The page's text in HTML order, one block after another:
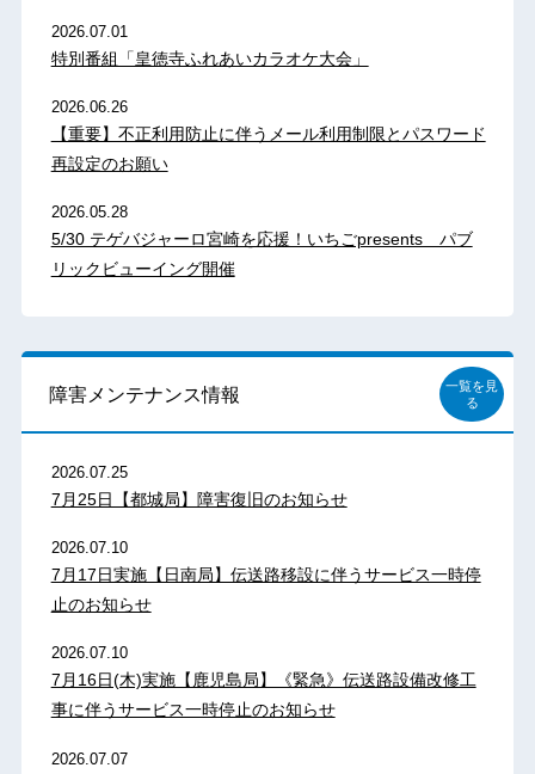
2026.07.01
特別番組「皇徳寺ふれあいカラオケ大会」
2026.06.26
【重要】不正利用防止に伴うメール利用制限とパスワード
再設定のお願い
2026.05.28
5/30 テゲバジャーロ宮崎を応援！いちごpresents パブ
リックビューイング開催
障害メンテナンス情報
一覧を見
る
2026.07.25
7月25日【都城局】障害復旧のお知らせ
2026.07.10
7月17日実施【日南局】伝送路移設に伴うサービス一時停
止のお知らせ
2026.07.10
7月16日(木)実施【鹿児島局】《緊急》伝送路設備改修工
事に伴うサービス一時停止のお知らせ
2026.07.07